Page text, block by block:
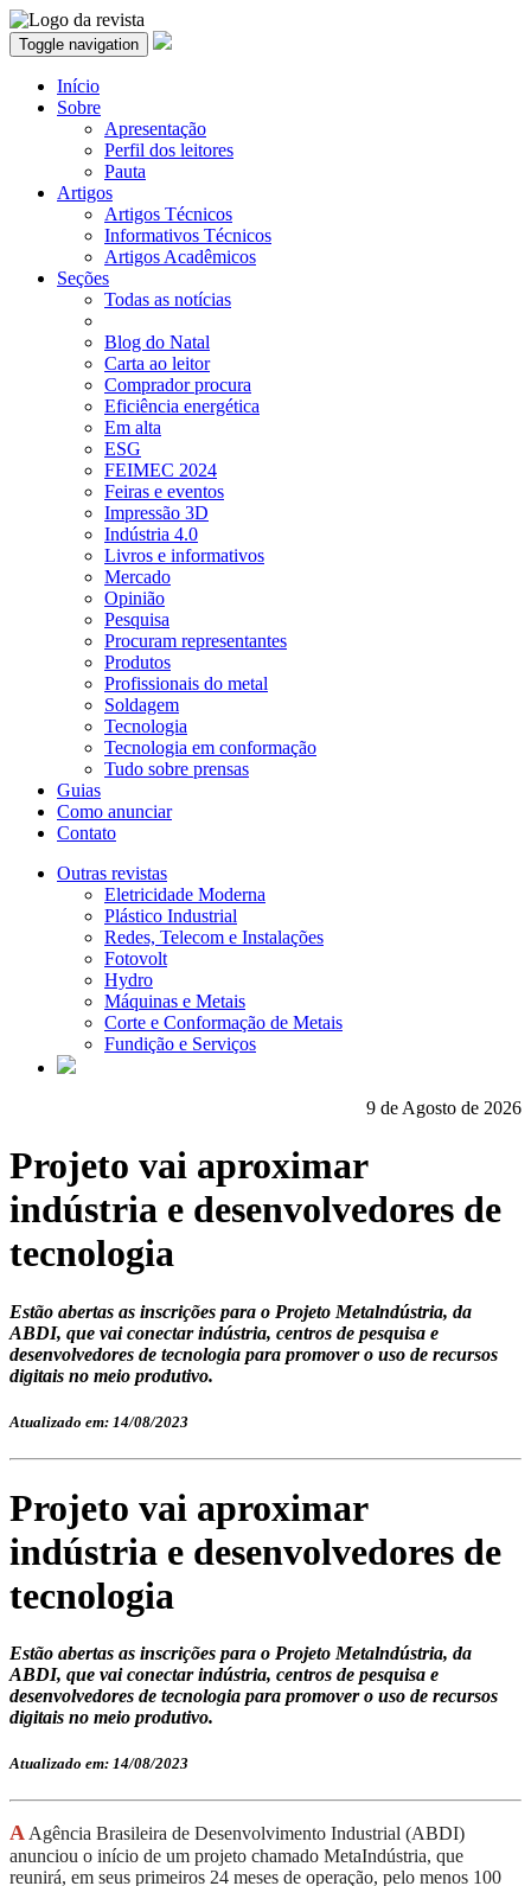
Toggle navigation
Início
Sobre
Apresentação
Perfil dos leitores
Pauta
Artigos
Artigos Técnicos
Informativos Técnicos
Artigos Acadêmicos
Seções
Todas as notícias
Blog do Natal
Carta ao leitor
Comprador procura
Eficiência energética
Em alta
ESG
FEIMEC 2024
Feiras e eventos
Impressão 3D
Indústria 4.0
Livros e informativos
Mercado
Opinião
Pesquisa
Procuram representantes
Produtos
Profissionais do metal
Soldagem
Tecnologia
Tecnologia em conformação
Tudo sobre prensas
Guias
Como anunciar
Contato
Outras revistas
Eletricidade Moderna
Plástico Industrial
Redes, Telecom e Instalações
Fotovolt
Hydro
Máquinas e Metais
Corte e Conformação de Metais
Fundição e Serviços
9 de Agosto de 2026
Projeto vai aproximar
indústria e desenvolvedores de
tecnologia
Estão abertas as inscrições para o Projeto Metalndústria, da
ABDI, que vai conectar indústria, centros de pesquisa e
desenvolvedores de tecnologia para promover o uso de recursos
digitais no meio produtivo.
Atualizado em: 14/08/2023
Projeto vai aproximar
indústria e desenvolvedores de
tecnologia
Estão abertas as inscrições para o Projeto Metalndústria, da
ABDI, que vai conectar indústria, centros de pesquisa e
desenvolvedores de tecnologia para promover o uso de recursos
digitais no meio produtivo.
Atualizado em: 14/08/2023
AAgência Brasileira de Desenvolvimento Industrial (ABDI)
anunciou o início de um projeto chamado MetaIndústria, que
reunirá, em seus primeiros 24 meses de operação, pelo menos 100